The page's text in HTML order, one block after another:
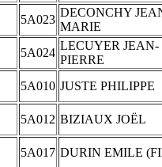
5A023
DECONCHY
MARIE
5A024
LECUYER JEAN-
PIERRE
5A010 JUSTE PHILIPPE
5A012 BIZIAUX JOËL
5A017 DURIN EMILE